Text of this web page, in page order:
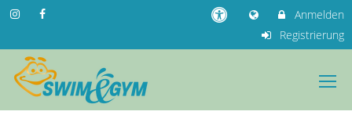
Anmelden
Registrierung